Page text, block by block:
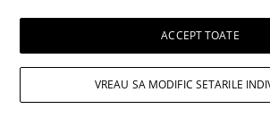
mi-a convenit
voce tare. M-a
ACCEPT TOATE
VREAU SA MODIFIC SETARILE